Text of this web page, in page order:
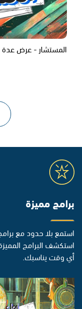
المستشار - عرض عدة حلول
برامج مميزة
استمع بلا حدود مع
استكشف البرامج
أي وقت يناسبك.